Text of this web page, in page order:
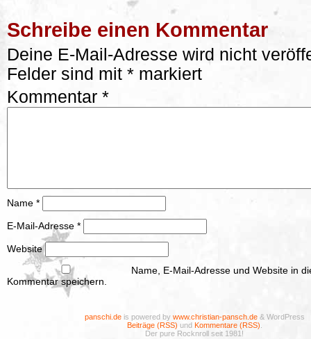
Schreibe einen Kommentar
Deine E-Mail-Adresse wird nicht
Felder sind mit * markiert
Kommentar *
Name *
E-Mail-Adresse *
Website
Name, E-Mail-Adresse und Website in
Kommentar speichern.
panschi.deis powered by www.christian-pansch.de& WordPress
Beiträge (RSS) und Kommentare (RSS)
Der pure Rocknroll seit 1981!